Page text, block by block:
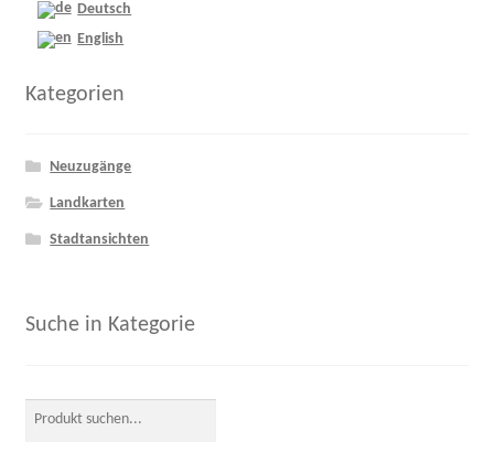
Deutsch
English
Kategorien
Neuzugänge
Landkarten
Stadtansichten
Suche in Kategorie